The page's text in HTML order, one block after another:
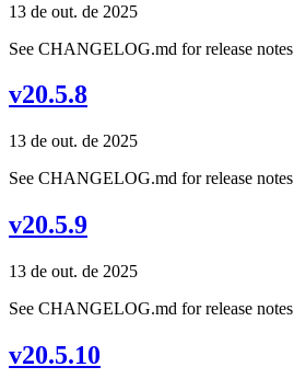
13 de out. de 2025
See CHANGELOG.md for release notes
v20.5.8
13 de out. de 2025
See CHANGELOG.md for release notes
v20.5.9
13 de out. de 2025
See CHANGELOG.md for release notes
v20.5.10